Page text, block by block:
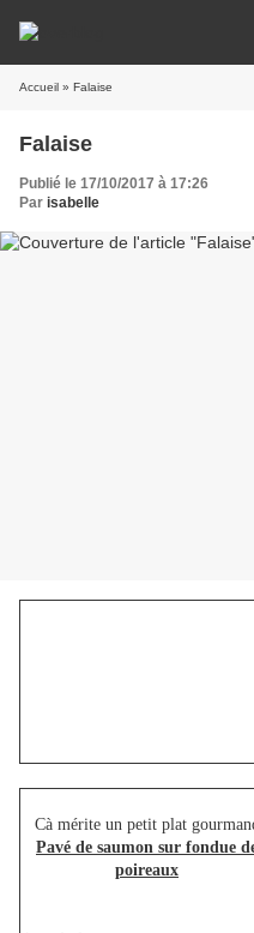
Accueil » Falaise
Falaise
Publié le 17/10/2017 à 17:26
Par isabelle
Cà mérite un petit plat
Pavé de saumon sur fondue
poireaux